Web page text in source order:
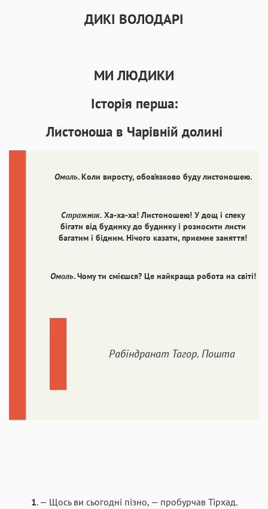
Аа
San Francisco Аа
SF Serif
Courier New Menlo
ДИКІ ВОЛОДАРІ
МИ ЛЮДИКИ
Історія перша:
Листоноша в Чарівній долині
Омоль. Коли виросту, обов’язково буду листоношею.
Стражник.Ха-ха-ха! Листоношею! У дощ і спеку
бігати від будинку до будинку і розносити листи
багатим і бідним. Нічого казати, приємне заняття!
Омоль.Чому ти смієшся? Це найкраща робота на світі!
Рабіндранат Тагор. Пошта
1. — Щось ви сьогодні пізно, — пробурчав Тірхад.